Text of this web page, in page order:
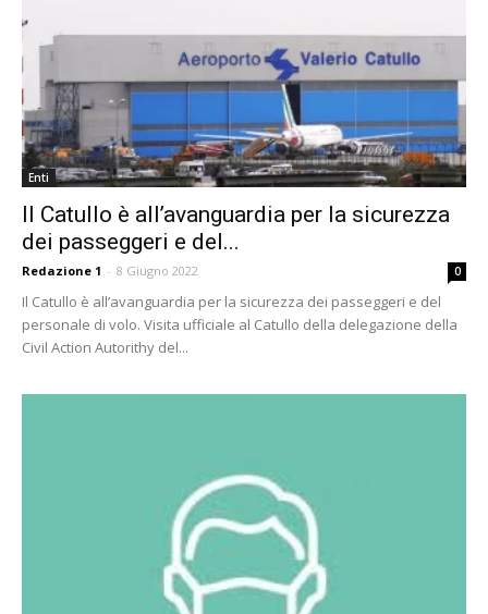
Enti
Il Catullo è all’avanguardia per la sicurezza
dei passeggeri e del...
Redazione 1 - 8 Giugno 2022 0
Il Catullo è all’avanguardia per la sicurezza dei passeggeri e del
personale di volo. Visita ufficiale al Catullo della delegazione della
Civil Action Autorithy del...